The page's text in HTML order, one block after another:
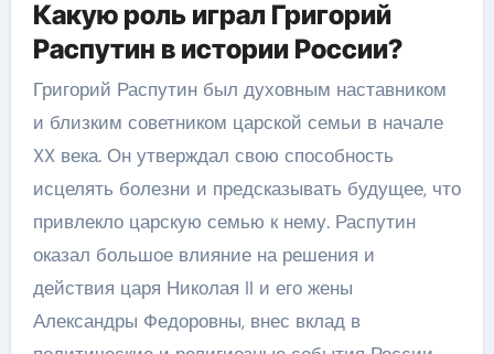
Какую роль играл Григорий
Распутин в истории России?
Григорий Распутин был духовным наставником
и близким советником царской семьи в начале
XX века. Он утверждал свою способность
исцелять болезни и предсказывать будущее, что
привлекло царскую семью к нему. Распутин
оказал большое влияние на решения и
действия царя Николая II и его жены
Александры Федоровны, внес вклад в